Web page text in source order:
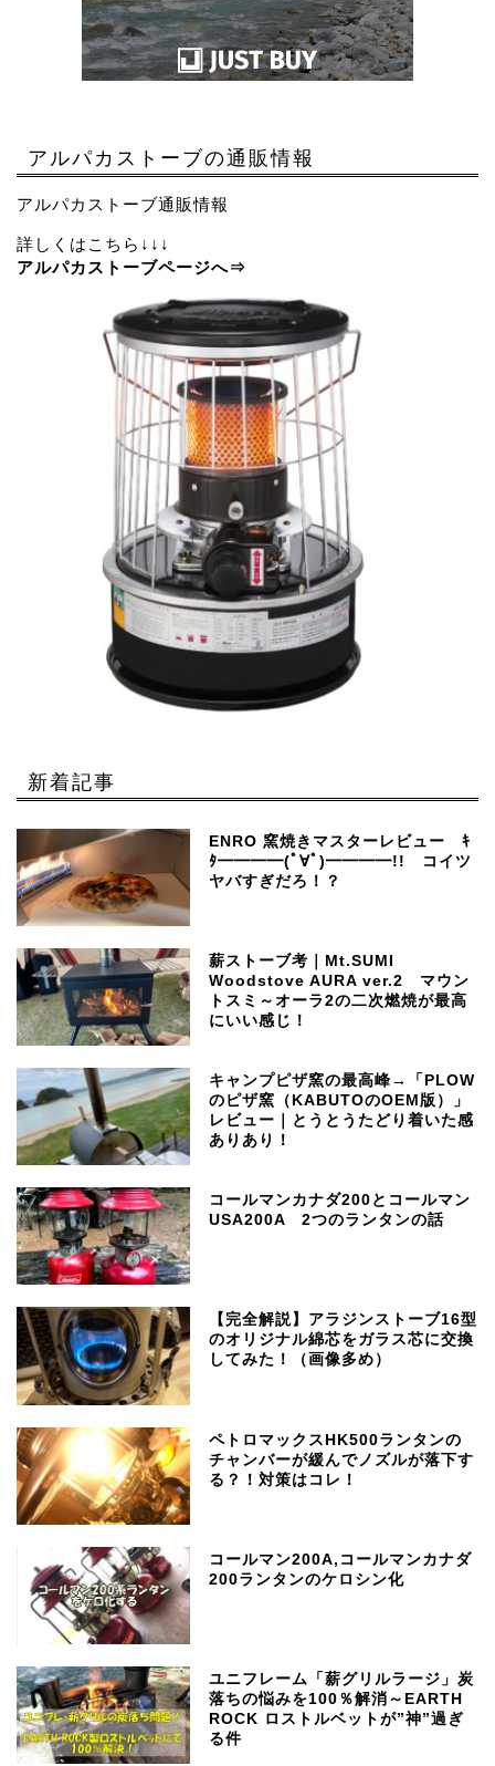
アルパカストーブの通販情報
アルパカストーブ通販情報
詳しくはこちら↓↓↓
アルパカストーブページへ⇒
新着記事
ENRO 窯焼きマスターレビュー ｷ
ﾀ━━━━(ﾟ∀ﾟ)━━━━!! コイツ
ヤバすぎだろ！？
薪ストーブ考｜Mt.SUMI
Woodstove AURA ver.2 マウン
トスミ～オーラ2の二次燃焼が最高
にいい感じ！
キャンプピザ窯の最高峰→「PLOW
のピザ窯（KABUTOのOEM版）」
レビュー｜とうとうたどり着いた感
ありあり！
コールマンカナダ200とコールマン
USA200A 2つのランタンの話
【完全解説】アラジンストーブ16型
のオリジナル綿芯をガラス芯に交換
してみた！（画像多め）
ペトロマックスHK500ランタンの
チャンバーが緩んでノズルが落下す
る？！対策はコレ！
コールマン200A,コールマンカナダ
200ランタンのケロシン化
ユニフレーム「薪グリルラージ」炭
落ちの悩みを100％解消～EARTH
ROCK ロストルベットが”神”過ぎ
る件